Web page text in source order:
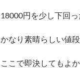
18000円を少し下回っ
かなり素晴らしい値段
ここで即決してもよ